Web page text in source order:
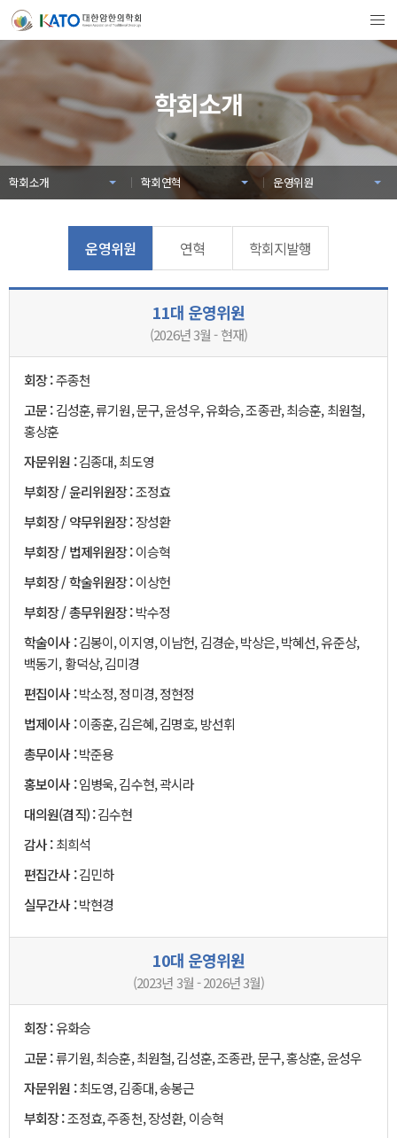
학회소개
학회소개 학회연혁 운영위원
운영위원 연혁 학회지발행
11대 운영위원
(2026년 3월 - 현재)
회장 :주종천
고문 :김성훈, 류기원, 문구, 윤성우, 유화승, 조종관, 최승훈, 최원철,
홍상훈
자문위원 :김종대, 최도영
부회장 / 윤리위원장 :조정효
부회장 / 약무위원장 :장성환
부회장 / 법제위원장 :이승혁
부회장 / 학술위원장 :이상헌
부회장 / 총무위원장 :박수정
학술이사 :김봉이, 이지영, 이남헌, 김경순, 박상은, 박혜선, 유준상,
백동기, 황덕상, 김미경
편집이사 :박소정, 정미경, 정현정
법제이사 :이종훈, 김은혜, 김명호, 방선휘
총무이사 :박준용
홍보이사 :임병욱, 김수현, 곽시라
대의원(겸직) :김수현
감사 :최희석
편집간사 :김민하
실무간사 :박현경
10대 운영위원
(2023년 3월 - 2026년 3월)
회장 :유화승
고문 :류기원, 최승훈, 최원철, 김성훈, 조종관, 문구, 홍상훈, 윤성우
자문위원 :최도영, 김종대, 송봉근
부회장 :조정효, 주종천, 장성환, 이승혁